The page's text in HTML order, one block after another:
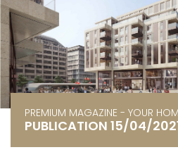
PREMIUM MAGAZINE - YOUR
PUBLICATION 15/04/